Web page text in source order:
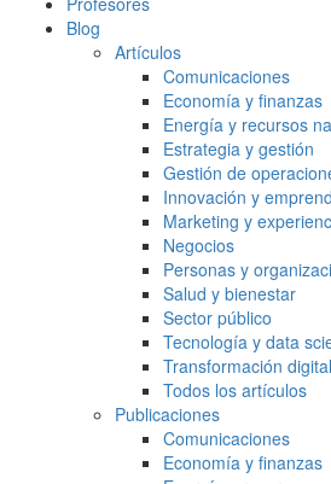
Blog
Artículos
Comunicaciones
Economía y finanzas
Energía y recursos
Estrategia y gestión
Gestión de
Innovación y
Marketing y
Negocios
Personas y
Salud y bienestar
Sector público
Tecnología y data
Transformación digital
Todos los artículos
Publicaciones
Comunicaciones
Economía y finanzas